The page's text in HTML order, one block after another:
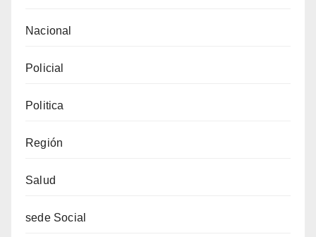
Nacional
Policial
Politica
Región
Salud
sede Social